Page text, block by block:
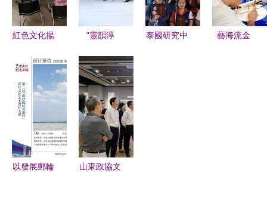
長
流策劃
犁歡樂嘉年
華文旅城訪
紅色文化揚
義市骨干班
主任高級研
修班走進中
華藝術宮
“靈韻淳
家訓書法作
品展在杜甫
草堂啟幕
一場跨越時
空的文化對
話
泰國研究中
藝海流金
以發展郵輪
山東政協文